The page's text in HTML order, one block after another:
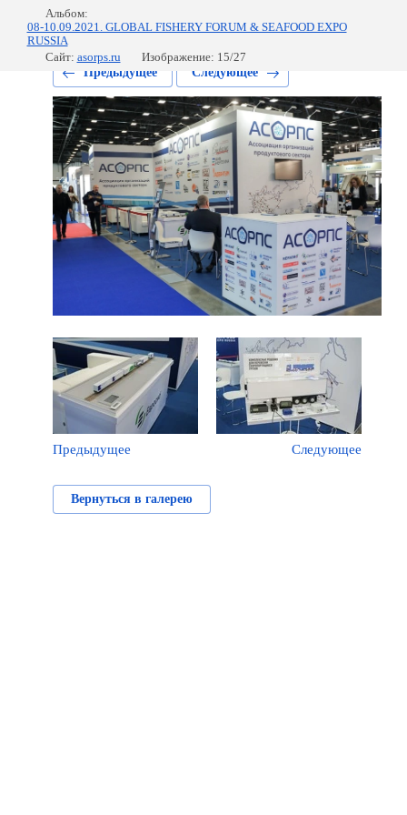
Альбом:
08-10.09.2021. GLOBAL FISHERY FORUM & SEAFOOD EXPO
RUSSIA
Сайт: asorps.ru
Изображение: 15/27
Предыдущее
Следующее
Предыдущее Следующее
Вернуться в галерею